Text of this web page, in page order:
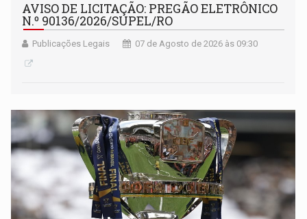
AVISO DE LICITAÇÃO: PREGÃO ELETRÔNICO
N.º 90136/2026/SUPEL/RO
Publicações Legais 07 de Agosto de 2026 às 09:30